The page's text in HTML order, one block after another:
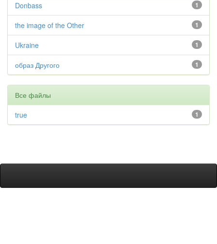
1
Donbass
1
the image of the Other
1
Ukraine
1
образ Другого
Все файлы
1
true